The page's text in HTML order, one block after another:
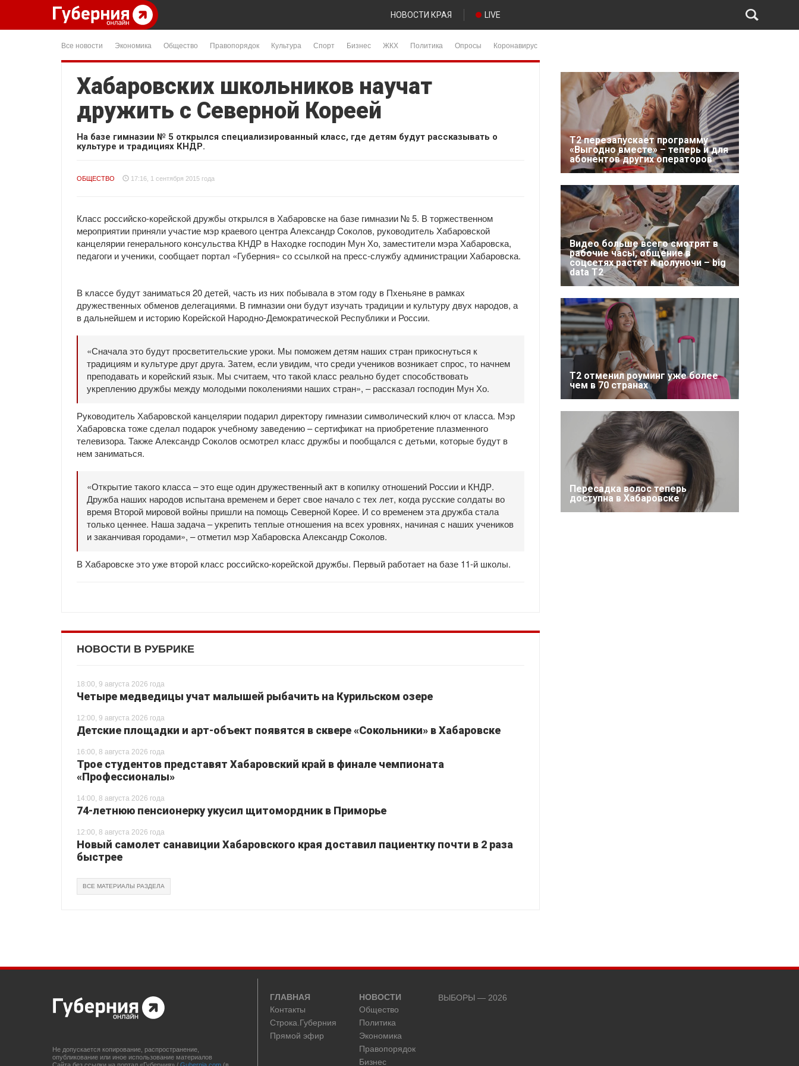
НОВОСТИ КРАЯ LIVE
Все новости Экономика Общество Правопорядок Культура Спорт Бизнес ЖКХ Политика Опросы Коронавирус
Хабаровских школьников научат
дружить с Северной Кореей
На базе гимназии № 5 открылся специализированный класс, где детям будут рассказывать о
культуре и традициях КНДР.
ОБЩЕСТВО 17:16, 1 сентября 2015 года
Класс российско-корейской дружбы открылся в Хабаровске на базе гимназии № 5. В торжественном
мероприятии приняли участие мэр краевого центра Александр Соколов, руководитель Хабаровской
канцелярии генерального консульства КНДР в Находке господин Мун Хо, заместители мэра Хабаровска,
педагоги и ученики, сообщает портал «Губерния» со ссылкой на пресс-службу администрации Хабаровска.
В классе будут заниматься 20 детей, часть из них побывала в этом году в Пхеньяне в рамках
дружественных обменов делегациями. В гимназии они будут изучать традиции и культуру двух народов, а
в дальнейшем и историю Корейской Народно-Демократической Республики и России.
«Сначала это будут просветительские уроки. Мы поможем детям наших стран прикоснуться к
традициям и культуре друг друга. Затем, если увидим, что среди учеников возникает спрос, то начнем
преподавать и корейский язык. Мы считаем, что такой класс реально будет способствовать
укреплению дружбы между молодыми поколениями наших стран», – рассказал господин Мун Хо.
Руководитель Хабаровской канцелярии подарил директору гимназии символический ключ от класса. Мэр
Хабаровска тоже сделал подарок учебному заведению – сертификат на приобретение плазменного
телевизора. Также Александр Соколов осмотрел класс дружбы и пообщался с детьми, которые будут в
нем заниматься.
«Открытие такого класса – это еще один дружественный акт в копилку отношений России и КНДР.
Дружба наших народов испытана временем и берет свое начало с тех лет, когда русские солдаты во
время Второй мировой войны пришли на помощь Северной Корее. И со временем эта дружба стала
только ценнее. Наша задача – укрепить теплые отношения на всех уровнях, начиная с наших учеников
и заканчивая городами», – отметил мэр Хабаровска Александр Соколов.
В Хабаровске это уже второй класс российско-корейской дружбы. Первый работает на базе 11-й школы.
НОВОСТИ В РУБРИКЕ
18:00, 9 августа 2026 года
Четыре медведицы учат малышей рыбачить на Курильском озере
12:00, 9 августа 2026 года
Детские площадки и арт-объект появятся в сквере «Сокольники» в Хабаровске
16:00, 8 августа 2026 года
Трое студентов представят Хабаровский край в финале чемпионата
«Профессионалы»
14:00, 8 августа 2026 года
74-летнюю пенсионерку укусил щитомордник в Приморье
12:00, 8 августа 2026 года
Новый самолет санавиции Хабаровского края доставил пациентку почти в 2 раза
быстрее
ВСЕ МАТЕРИАЛЫ РАЗДЕЛА
Т2 перезапускает программу
«Выгодно вместе» – теперь и для
абонентов других операторов
Видео больше всего смотрят в
рабочие часы, общение в
соцсетях растет к полуночи – big
data T2
Т2 отменил роуминг уже более
чем в 70 странах
Пересадка волос теперь
доступна в Хабаровске
Не допускается копирование, распространение,
опубликование или иное использование материалов
ГЛАВНАЯ
Контакты
Строка.Губерния
Прямой эфир
НОВОСТИ
Общество
Политика
Экономика
Правопорядок
Бизнес
ВЫБОРЫ — 2026